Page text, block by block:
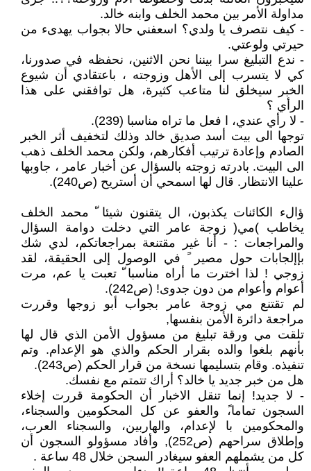
مداولة الأمر بين محمد الخلف وابنه خالد.
- كيف نتصرف يا ولدي؟ اسعفني حالا بجواب يهدىء من
حيرتي ولوعتي.
- ندع التبليغ سرا بيننا نحن الاثنين، نحفظه في صدورنا،
كي لا يتسرب إلى الأهل وزوجته ، باعتقادي أن شيوع
الخبر سيخلق لنا متاعب كثيرة، هل توافقني على هذا
الرأي ؟
- لا رأي عندي، ا فعل ما تراه مناسبا (239).
توجها الى بيت أسد صديق خالد وذلك لتخفيف أثر الخبر
الصادم وإعادة ترتيب أفكارهم، ولكن محمد الخلف ذهب
الى البيت. بادرته زوجته بالسؤال عن أخبار عامر ، جاوبها
علينا الانتظار. قال لها اسمحي أن أستريح (ص240).
ؤالء الكائنات يكذبون، ال يتقنون شيئا ّ محمد الخلف
يخاطب )مي( زوجة عامر التي دخلت دوامة السؤال
والمراجعات : - أنا غير مقتنعة بمراجعاتكم، لدي شك
بإإلجابات حول مصير ً في الوصول إلى الحقيقة، لقد
زوجي ! لذا اخترت ما أراه مناسبا ّ تعبت يا عم، مرت
أعوام وأعوام من دون جدوى! (ص242).
لم تقتنع مي زوجة عامر بجواب أبو زوجها وقررت
مراجعة دائرة الأمن بنفسها,
تلقت مي ورقة تبليغ من مسؤول الأمن الذي قال لها
بأنهم بلغوا والده بقرار الحكم والذي هو الإعدام. وتم
تنفيذه. وقام بتسليمها نسخة من قرار الحكم (ص243).
هل من خبر جديد يا خالد؟ أراك تتمتم مع نفسك.
- لا جديد! إنما تنقل الاخبار أن الحكومة قررت إخلاء
السجون تماما،ً والعفو عن كل المحكومين والسجناء،
والمحكومين با لإعدام، والهاربين، والسجناء العرب،
وإطلاق سراحهم (ص252), وأفاد مسؤولو السجون أن
كل من يشملهم العفو سيغادر السجن خلال 48 ساعة .